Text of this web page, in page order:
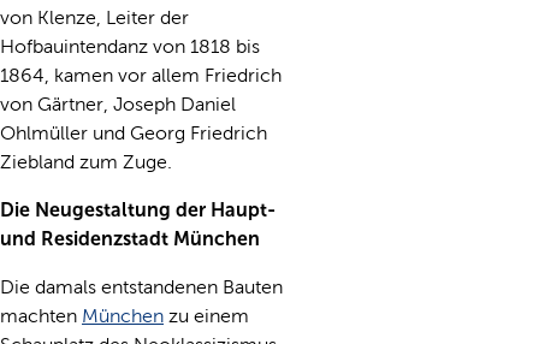
von Klenze, Leiter der
Hofbauintendanz von 1818 bis
1864, kamen vor allem Friedrich
von Gärtner, Joseph Daniel
Ohlmüller und Georg Friedrich
Ziebland zum Zuge.
Die Neugestaltung der Haupt-
und Residenzstadt München
Die damals entstandenen Bauten
machten München zu einem